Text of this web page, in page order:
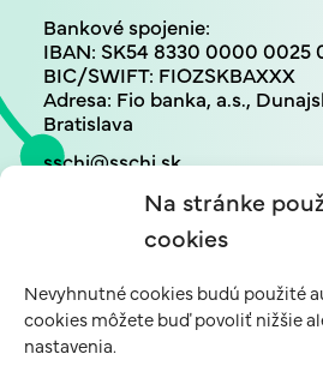
Na stránke
cookies
Nevyhnutné cookies budú použité
cookies môžete buď povoliť nižšie
nastavenia.
Bankové spojenie:
IBAN: SK54 8330 0000 0025
BIC/SWIFT: FIOZSKBAXXX
Adresa: Fio banka, a.s.,
Bratislava
sschi@sschi.sk
+421 948 700 139
GENERÁLNY SPONZOR SSCHI